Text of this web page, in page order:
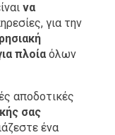
να
για την
πλοίαόλων
αποδοτικές
σας
ένα